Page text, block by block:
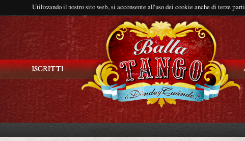
Utilizzando il nostro sito web, si acconsente all'uso dei cookie anche di terze parti